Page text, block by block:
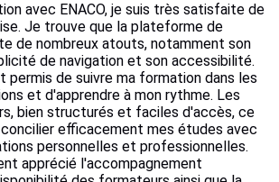
avec ENACO, je suis très satisfaite de
Je trouve que la plateforme de
de nombreux atouts, notamment son
de navigation et son accessibilité.
permis de suivre ma formation dans les
et d'apprendre à mon rythme. Les
bien structurés et faciles d'accès, ce
concilier efficacement mes études avec
personnelles et professionnelles.
apprécié l'accompagnement